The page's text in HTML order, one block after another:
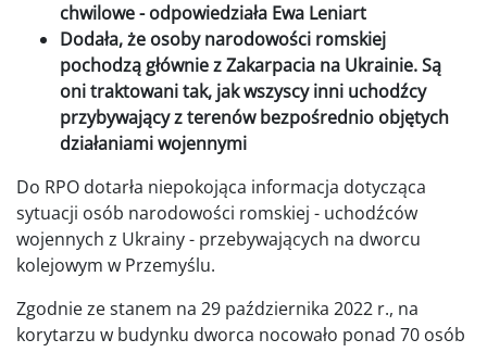
chwilowe - odpowiedziała Ewa Leniart
Dodała, że osoby narodowości romskiej
pochodzą głównie z Zakarpacia na Ukrainie. Są
oni traktowani tak, jak wszyscy inni uchodźcy
przybywający z terenów bezpośrednio objętych
działaniami wojennymi
Do RPO dotarła niepokojąca informacja dotycząca
sytuacji osób narodowości romskiej - uchodźców
wojennych z Ukrainy - przebywających na dworcu
kolejowym w Przemyślu.
Zgodnie ze stanem na 29 października 2022 r., na
korytarzu w budynku dworca nocowało ponad 70 osób